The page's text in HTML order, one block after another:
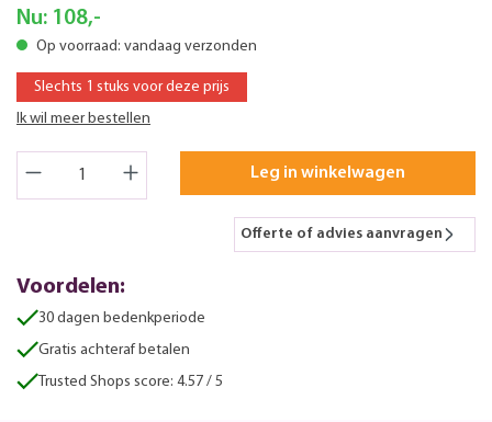
Nu: 108,-
Op voorraad: vandaag verzonden
Slechts 1 stuks voor deze prijs
Ik wil meer bestellen
Leg in winkelwagen
Offerte of advies aanvragen
Voordelen:
30 dagen bedenkperiode
Gratis achteraf betalen
Trusted Shops score: 4.57 / 5